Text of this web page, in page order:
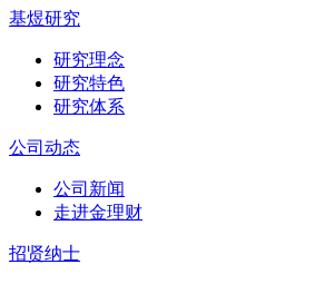
基煜研究
研究理念
研究特色
研究体系
公司动态
公司新闻
走进金理财
招贤纳士